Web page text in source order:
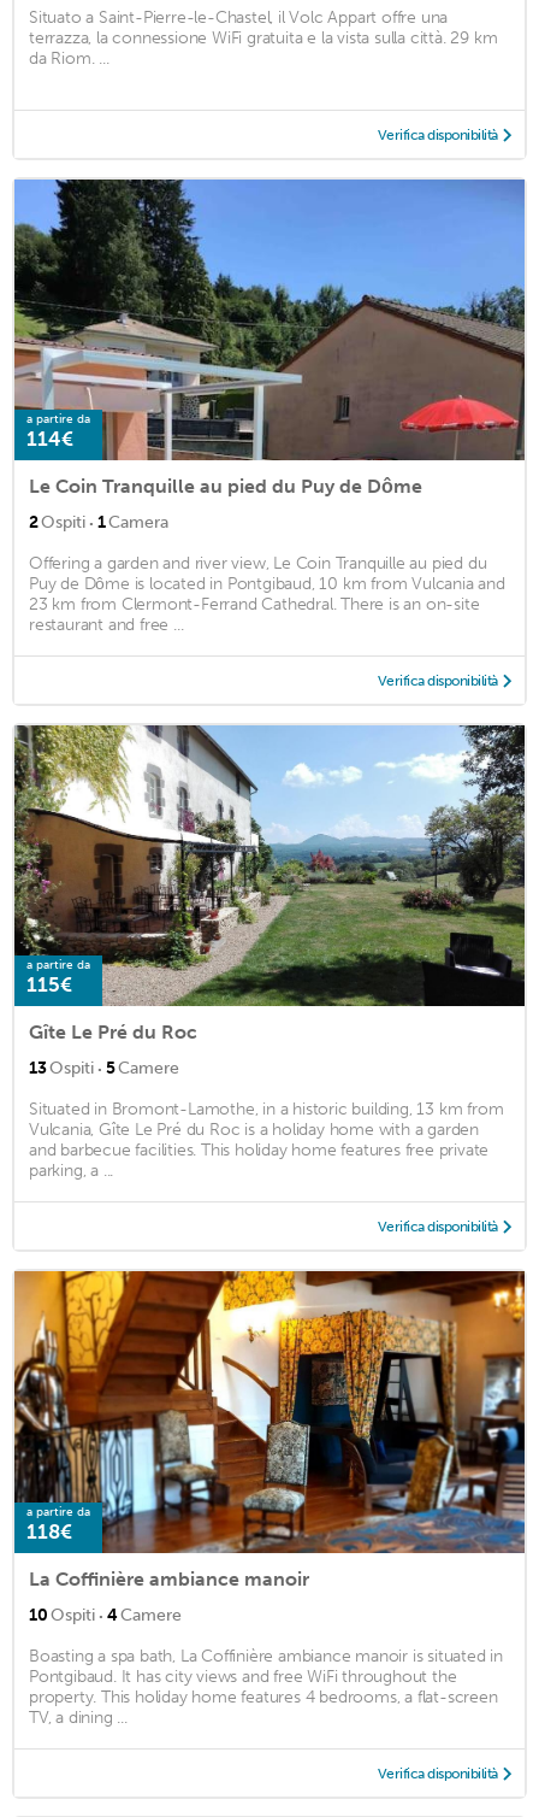
Situato a Saint-Pierre-le-Chastel, il Volc Appart offre una
terrazza, la connessione WiFi gratuita e la vista sulla città. 29 km
da Riom. ...
Verifica disponibilità
a partire da
114€
Le Coin Tranquille au pied du Puy de Dôme
2Ospiti · 1Camera
Offering a garden and river view, Le Coin Tranquille au pied du
Puy de Dôme is located in Pontgibaud, 10 km from Vulcania and
23 km from Clermont-Ferrand Cathedral. There is an on-site
restaurant and free ...
Verifica disponibilità
a partire da
115€
Gîte Le Pré du Roc
13Ospiti · 5Camere
Situated in Bromont-Lamothe, in a historic building, 13 km from
Vulcania, Gîte Le Pré du Roc is a holiday home with a garden
and barbecue facilities. This holiday home features free private
parking, a ...
Verifica disponibilità
a partire da
118€
La Coffinière ambiance manoir
10Ospiti · 4Camere
Boasting a spa bath, La Coffinière ambiance manoir is situated in
Pontgibaud. It has city views and free WiFi throughout the
property. This holiday home features 4 bedrooms, a flat-screen
TV, a dining ...
Verifica disponibilità